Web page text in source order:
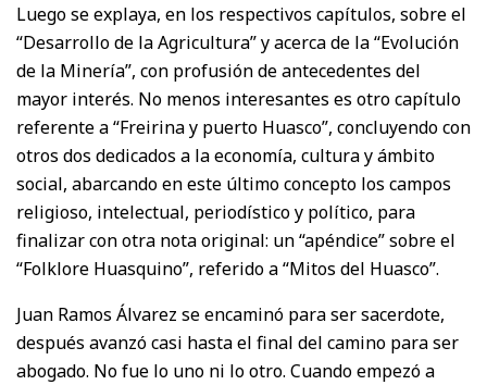
Luego se explaya, en los respectivos capítulos, sobre el
“Desarrollo de la Agricultura” y acerca de la “Evolución
de la Minería”, con profusión de antecedentes del
mayor interés. No menos interesantes es otro capítulo
referente a “Freirina y puerto Huasco”, concluyendo con
otros dos dedicados a la economía, cultura y ámbito
social, abarcando en este último concepto los campos
religioso, intelectual, periodístico y político, para
finalizar con otra nota original: un “apéndice” sobre el
“Folklore Huasquino”, referido a “Mitos del Huasco”.
Juan Ramos Álvarez se encaminó para ser sacerdote,
después avanzó casi hasta el final del camino para ser
abogado. No fue lo uno ni lo otro. Cuando empezó a